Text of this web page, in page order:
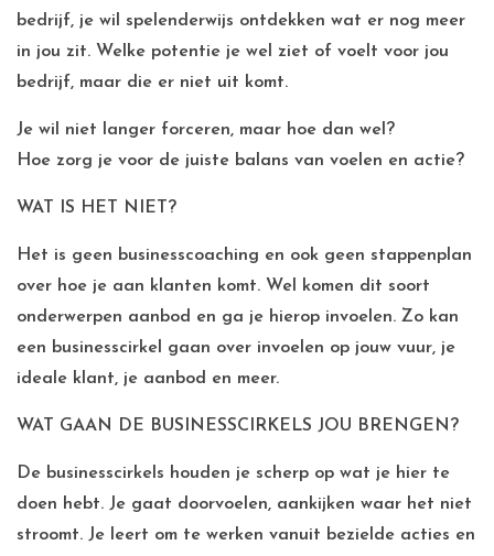
bedrijf, je wil spelenderwijs ontdekken wat er nog meer
in jou zit. Welke potentie je wel ziet of voelt voor jou
bedrijf, maar die er niet uit komt.
Je wil niet langer forceren, maar hoe dan wel?
Hoe zorg je voor de juiste balans van voelen en actie?
WAT IS HET NIET?
Het is geen businesscoaching en ook geen stappenplan
over hoe je aan klanten komt. Wel komen dit soort
onderwerpen aanbod en ga je hierop invoelen. Zo kan
een businesscirkel gaan over invoelen op jouw vuur, je
ideale klant, je aanbod en meer.
WAT GAAN DE BUSINESSCIRKELS JOU BRENGEN?
De businesscirkels houden je scherp op wat je hier te
doen hebt. Je gaat doorvoelen, aankijken waar het niet
stroomt. Je leert om te werken vanuit bezielde acties en